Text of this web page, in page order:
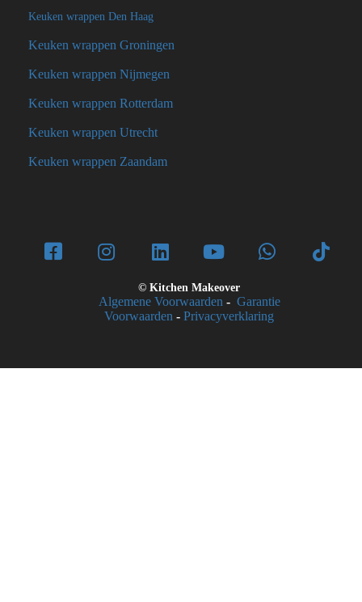
Keuken wrappen Den Haag
Keuken wrappen Groningen
Keuken wrappen Nijmegen
Keuken wrappen Rotterdam
Keuken wrappen Utrecht
Keuken wrappen Zaandam
© Kitchen Makeover
Algemene Voorwaarden - Garantie
Voorwaarden - Privacyverklaring